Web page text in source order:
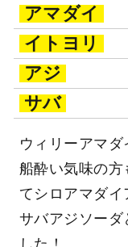
アマダイ
イトヨリ
アジ
サバ
ウィリーアマ
船酔い気味の
てシロアマダ
サバアジソーダ